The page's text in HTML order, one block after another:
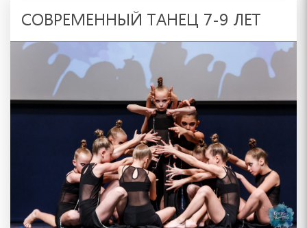
СОВРЕМЕННЫЙ ТАНЕЦ 7-9 ЛЕТ